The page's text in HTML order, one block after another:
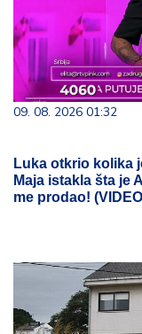
09. 08. 2026 01:32
Luka otkrio kolika
Maja istakla šta je
me prodao!